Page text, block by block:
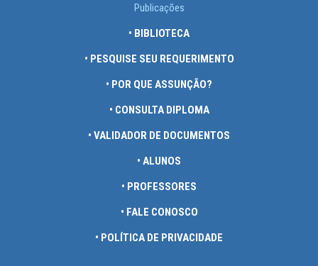
Publicações
• BIBLIOTECA
• PESQUISE SEU REQUERIMENTO
• POR QUE ASSUNÇÃO?
• CONSULTA DIPLOMA
• VALIDADOR DE DOCUMENTOS
• ALUNOS
• PROFESSORES
• FALE CONOSCO
• POLÍTICA DE PRIVACIDADE